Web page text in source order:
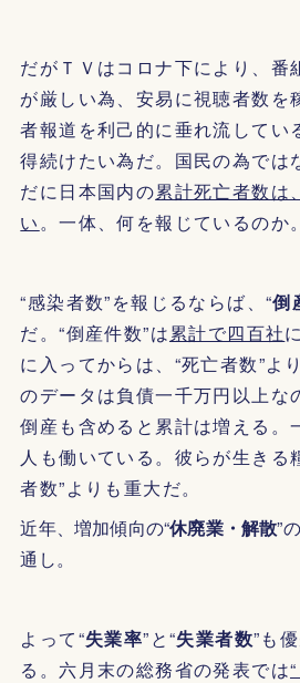
だがＴＶはコロナ下により、番
が厳しい為、安易に視聴者数を
者報道を利己的に垂れ流してい
得続けたい為だ。国民の為では
だに日本国内の累計死亡者数は
い。一体、何を報じているのか。
“感染者数”を報じるならば、“倒
だ。“倒産件数”は累計で四百社
に入ってからは、“死亡者数”よ
のデータは負債一千万円以上な
倒産も含めると累計は増える。
人も働いている。彼らが生きる
者数”よりも重大だ。
近年、増加傾向の“休廃業・解散”
通し。
よって“失業率”と“失業者数”も
る。六月末の総務省の発表では